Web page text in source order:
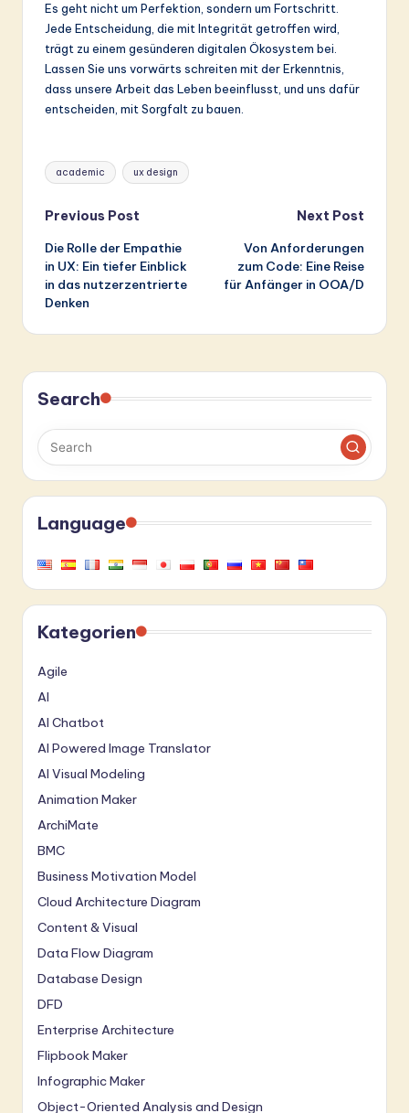
Es geht nicht um Perfektion, sondern um Fortschritt.
Jede Entscheidung, die mit Integrität getroffen wird,
trägt zu einem gesünderen digitalen Ökosystem bei.
Lassen Sie uns vorwärts schreiten mit der Erkenntnis,
dass unsere Arbeit das Leben beeinflusst, und uns dafür
entscheiden, mit Sorgfalt zu bauen.
Tags:
academic ux design
Post
navigation
Previous Post
Die Rolle der Empathie
in UX: Ein tiefer Einblick
in das nutzerzentrierte
Denken
Next Post
Von Anforderungen
zum Code: Eine Reise
für Anfänger in OOA/D
Search
Language
Kategorien
Agile
AI
AI Chatbot
AI Powered Image Translator
AI Visual Modeling
Animation Maker
ArchiMate
BMC
Business Motivation Model
Cloud Architecture Diagram
Content & Visual
Data Flow Diagram
Database Design
DFD
Enterprise Architecture
Flipbook Maker
Infographic Maker
Object-Oriented Analysis and Design